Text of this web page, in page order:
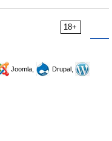
18+
Joomla,
Drupal,